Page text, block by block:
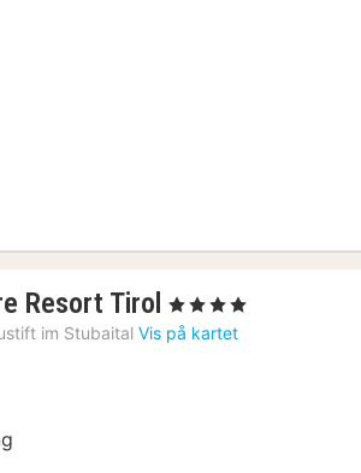
Resort Tirol 1
natt
, 4 Stjerner
im Stubaital Vis på kartet